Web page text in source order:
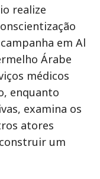
realize
em Al
Árabe
médicos
enquanto
examina os
atores
um